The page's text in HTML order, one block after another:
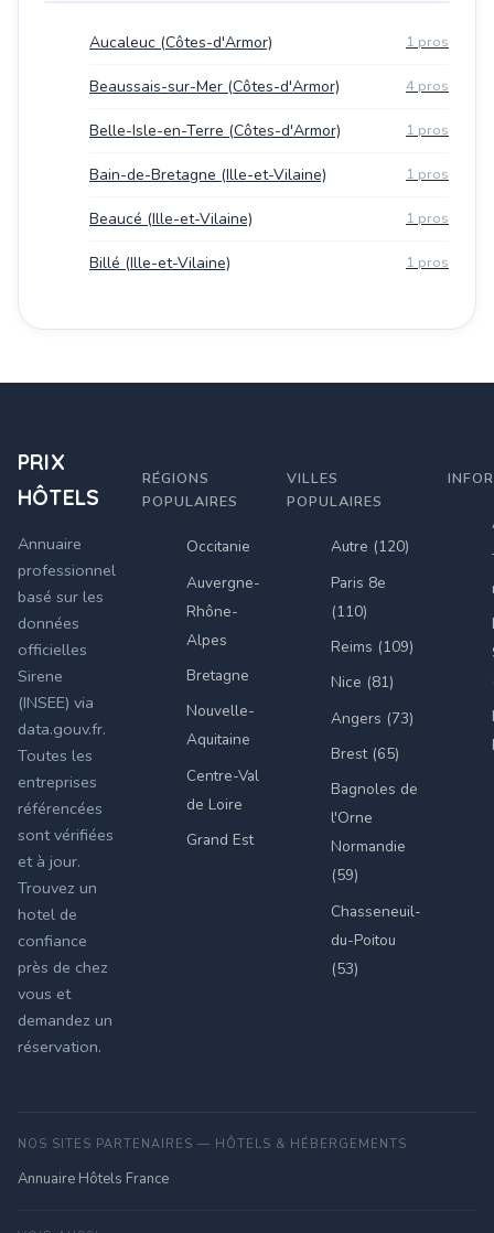
Aucaleuc (Côtes-d'Armor) 1 pros
Beaussais-sur-Mer (Côtes-d'Armor) 4 pros
Belle-Isle-en-Terre (Côtes-d'Armor) 1 pros
Bain-de-Bretagne (Ille-et-Vilaine) 1 pros
Beaucé (Ille-et-Vilaine) 1 pros
Billé (Ille-et-Vilaine) 1 pros
PRIX
HÔTELS
Annuaire
professionnel
basé sur les
données
officielles
Sirene
(INSEE) via
data.gouv.fr.
Toutes les
entreprises
référencées
sont vérifiées
et à jour.
Trouvez un
hotel de
confiance
près de chez
vous et
demandez un
réservation.
RÉGIONS
POPULAIRES
Occitanie
Auvergne-
Rhône-
Alpes
Bretagne
Nouvelle-
Aquitaine
Centre-Val
de Loire
Grand Est
VILLES
POPULAIRES
Autre (120)
Paris 8e
(110)
Reims (109)
Nice (81)
Angers (73)
Brest (65)
Bagnoles de
l'Orne
Normandie
(59)
Chasseneuil-
du-Poitou
(53)
NOS SITES PARTENAIRES — HÔTELS & HÉBERGEMENTS
Annuaire Hôtels France